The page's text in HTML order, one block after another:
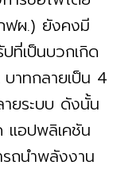
ฟผ.) ยังคงมี
ที่เป็นบวกเกิด
าทกลายเป็น 4
ยระบบ ดังนั้น
แอปพลิเคชัน
รถนำพลังงาน